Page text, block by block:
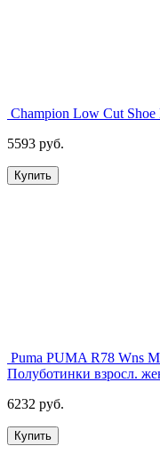
Champion Low Cut
5593 руб.
Купить
Puma PUMA R78 Wns
Полуботинки взросл.
6232 руб.
Купить